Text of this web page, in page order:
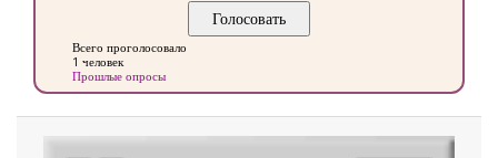
Всего проголосовало
1 человек
Прошлые опросы